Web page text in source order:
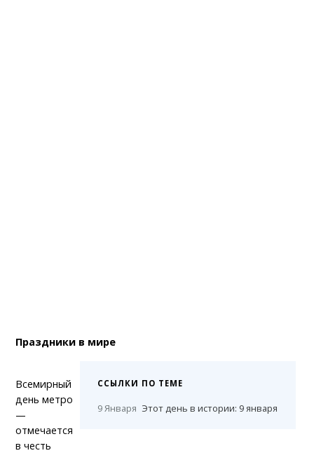
Праздники в мире
ССЫЛКИ ПО ТЕМЕ
9 Января Этот день в истории: 9 января
Всемирный
день метро
—
отмечается
в честь